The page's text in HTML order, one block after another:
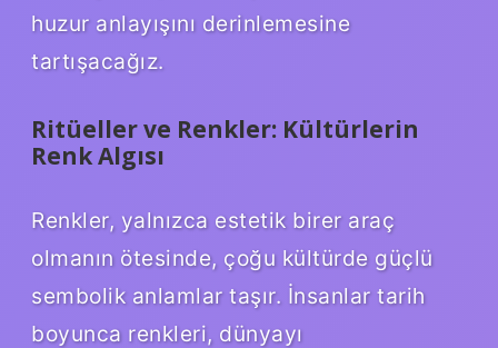
huzur anlayışını derinlemesine
tartışacağız.
Ritüeller ve Renkler: Kültürlerin
Renk Algısı
Renkler, yalnızca estetik birer araç
olmanın ötesinde, çoğu kültürde güçlü
sembolik anlamlar taşır. İnsanlar tarih
boyunca renkleri, dünyayı